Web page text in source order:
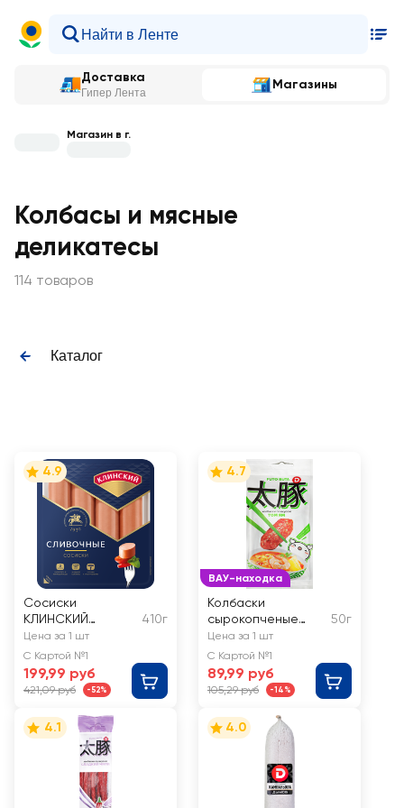
Доставка
Гипер Лента
Магазины
Магазин в г.
Колбасы и мясные
деликатесы
114 товаров
Каталог
4.9
Сосиски
КЛИНСКИЙ
Сливочные
410г
Цена за 1 шт
С Картой №1
199,99 руб
421,09 руб -52%
ВАУ-находка
4.7
Колбаски
сырокопченые
ДЫМОВ со вкусом
Том Ям
50г
Цена за 1 шт
С Картой №1
89,99 руб
105,29 руб -14%
4.1 4.0